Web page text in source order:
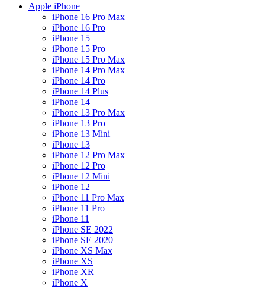
Apple iPhone
iPhone 16 Pro Max
iPhone 16 Pro
iPhone 15
iPhone 15 Pro
iPhone 15 Pro Max
iPhone 14 Pro Max
iPhone 14 Pro
iPhone 14 Plus
iPhone 14
iPhone 13 Pro Max
iPhone 13 Pro
iPhone 13 Mini
iPhone 13
iPhone 12 Pro Max
iPhone 12 Pro
iPhone 12 Mini
iPhone 12
iPhone 11 Pro Max
iPhone 11 Pro
iPhone 11
iPhone SE 2022
iPhone SE 2020
iPhone XS Max
iPhone XS
iPhone XR
iPhone X